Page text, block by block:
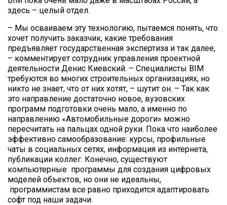
здесь – целый отдел.
– Мы осваиваем эту технологию, пытаемся понять, что
хочет получить заказчик, какие требования
предъявляет государственная экспертиза и так далее,
– комментирует сотрудник управления проектной
деятельности Денис Киевский. – Специалисты BIM
требуются во многих строительных организациях, но
никто не знает, что от них хотят, – шутит он. – Так как
это направление достаточно новое, вузовских
программ подготовки очень мало, а именно по
направлению «Автомобильные дороги» можно
пересчитать на пальцах одной руки. Пока что наиболее
эффективно самообразование: курсы, профильные
чаты в социальных сетях, информация из интернета,
публикации коллег. Конечно, существуют
компьютерные программы для создания цифровых
моделей объектов, но они не идеальны,
программистам все равно приходится адаптировать
софт под наши задачи.